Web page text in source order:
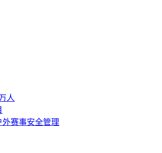
人
赛事安全管理